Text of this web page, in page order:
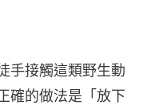
手接觸這類野生動
確的做法是「放下